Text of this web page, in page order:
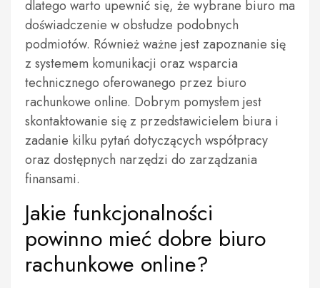
dlatego warto upewnić się, że wybrane biuro ma
doświadczenie w obsłudze podobnych
podmiotów. Również ważne jest zapoznanie się
z systemem komunikacji oraz wsparcia
technicznego oferowanego przez biuro
rachunkowe online. Dobrym pomysłem jest
skontaktowanie się z przedstawicielem biura i
zadanie kilku pytań dotyczących współpracy
oraz dostępnych narzędzi do zarządzania
finansami.
Jakie funkcjonalności
powinno mieć dobre biuro
rachunkowe online?